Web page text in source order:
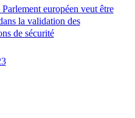
européen veut être
la validation des
de sécurité